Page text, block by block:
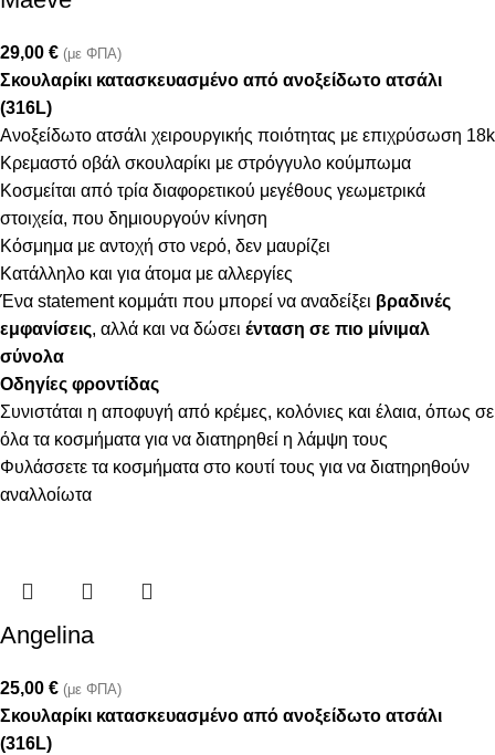
29,00 € (με ΦΠΑ)
Σκουλαρίκι κατασκευασμένο από ανοξείδωτο ατσάλι
(316L)
Ανοξείδωτο ατσάλι χειρουργικής ποιότητας με επιχρύσωση 18k
Κρεμαστό οβάλ σκουλαρίκι με στρόγγυλο κούμπωμα
Κοσμείται από τρία διαφορετικού μεγέθους γεωμετρικά
στοιχεία, που δημιουργούν κίνηση
Κόσμημα με αντοχή στο νερό, δεν μαυρίζει
Κατάλληλο και για άτομα με αλλεργίες
Ένα statement κομμάτι που μπορεί να αναδείξει βραδινές
εμφανίσεις, αλλά και να δώσει ένταση σε πιο μίνιμαλ
σύνολα
Οδηγίες φροντίδας
Συνιστάται η αποφυγή από κρέμες, κολόνιες και έλαια, όπως σε
όλα τα κοσμήματα για να διατηρηθεί η λάμψη τους
Φυλάσσετε τα κοσμήματα στο κουτί τους για να διατηρηθούν
αναλλοίωτα
Angelina
25,00 € (με ΦΠΑ)
Σκουλαρίκι κατασκευασμένο από ανοξείδωτο ατσάλι
(316L)